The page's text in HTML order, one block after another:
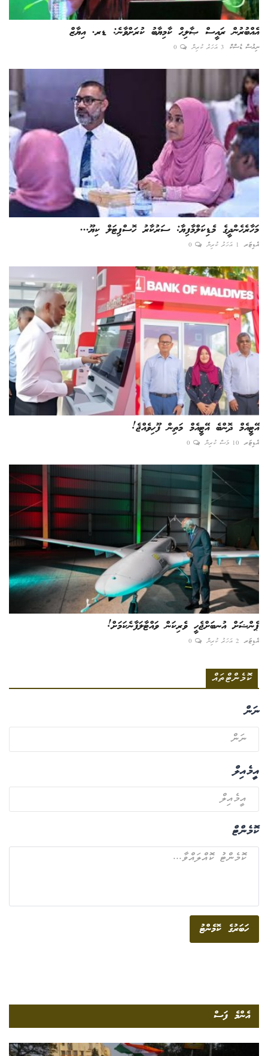
އެއްބުރުން ރައީސް ޞާލިޙް ކާމިޔާބު ކުރަށްވާނެ: ޑރ. އިޔާޒް
ނިއުސް ޑެސްކް 3 އަހަރު ކުރިން 0
މަހާރެހެންދީގެ މެޑިކަލްމާފިޔާ: ސަރުކާރު ހޮސްޕިޓަލް ކިޔޫ...
އެޑިޓަރ 1 އަހަރު ކުރިން 0
އޭޓީއެމް ދޮންބެ އޭޓީއެމް މަތިން ފޫހިވެއްޖެ!
އެޑިޓަރ 10 މަސް ކުރިން 0
ޕެންޝަށް އުނބަށްޖެހީ ވެރިކަން ވައްޓާލަފާނެކަމަށް!
އެޑިޓަރ 2 އަހަރު ކުރިން 0
ކޮމެންޓްތައް
ނަން
އީމެއިލް
ކޮމެންޓް
ހަބަރުގެ ކޮމެންޓު
އެންމެ ފަސް